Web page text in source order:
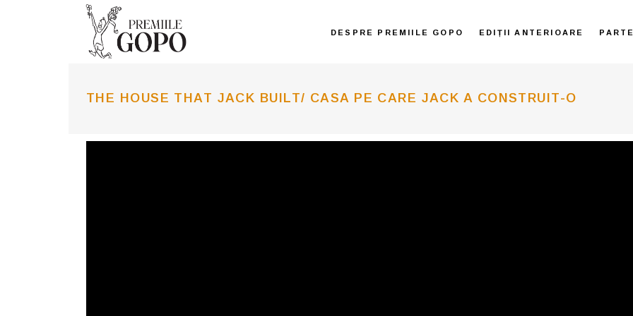
DESPRE PREMIILE GOPO EDIȚII ANTERIOARE
THE HOUSE THAT JACK BUILT/ CASA PE CARE JACK A CONSTRUIT-O